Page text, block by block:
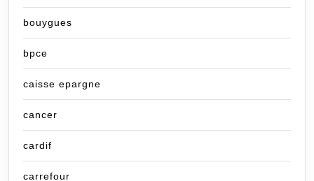
bouygues
bpce
caisse epargne
cancer
cardif
carrefour